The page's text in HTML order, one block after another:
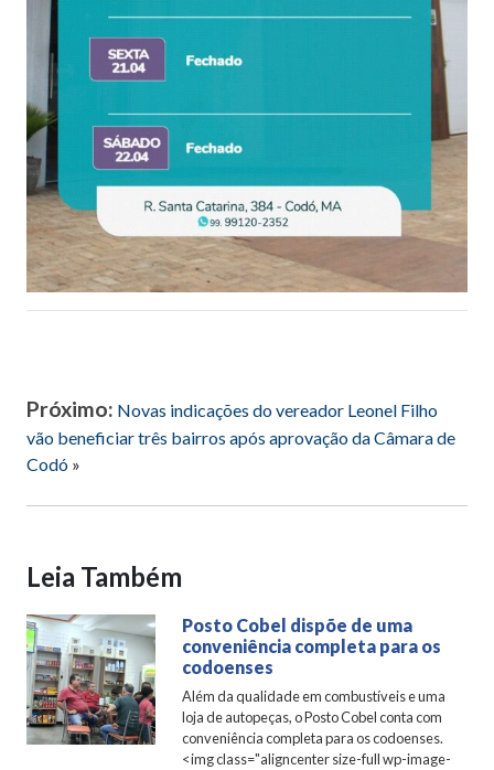
Próximo: Novas indicações do vereador Leonel Filho
vão beneficiar três bairros após aprovação da Câmara de
Codó »
Leia Também
Posto Cobel dispõe de uma
conveniência completa para os
codoenses
Além da qualidade em combustíveis e uma
loja de autopeças, o Posto Cobel conta com
conveniência completa para os codoenses.
<img class="aligncenter size-full wp-image-